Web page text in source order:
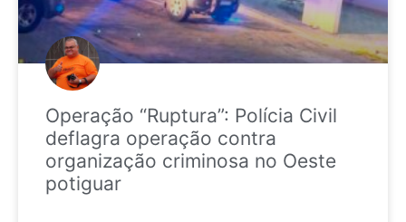
Operação “Ruptura”: Polícia Civil
deflagra operação contra
organização criminosa no Oeste
potiguar